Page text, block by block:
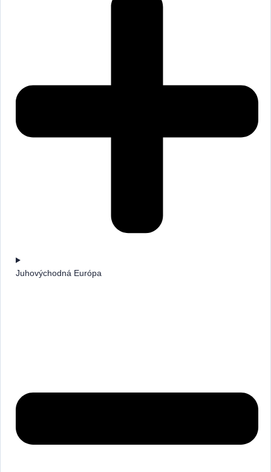
Juhovýchodná Európa